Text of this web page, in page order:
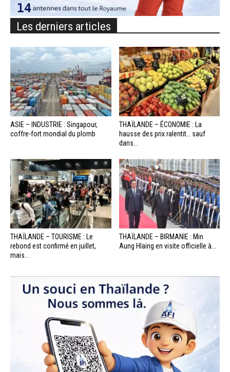
Les derniers articles
ASIE – INDUSTRIE : Singapour,
coffre-fort mondial du plomb
THAÏLANDE – ÉCONOMIE : La
hausse des prix ralentit… sauf
dans...
THAÏLANDE – TOURISME : Le
rebond est confirmé en juillet,
mais...
THAÏLANDE – BIRMANIE : Min
Aung Hlaing en visite officielle à...